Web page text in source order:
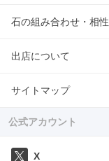
石の組み合わせ・相性
出店について
サイトマップ
公式アカウント
X